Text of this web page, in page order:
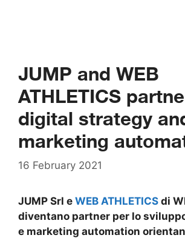
JUMP and WEB
ATHLETICS
digital strategy
marketing
16 February 2021
JUMP Srl e WEB ATHLETICS di
diventano partner per lo
e marketing automation